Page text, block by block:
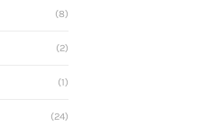
(8)
(2)
(1)
(24)